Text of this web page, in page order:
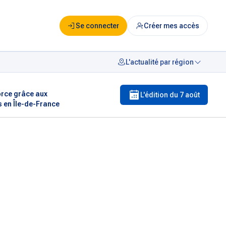
Se connecter Créer mes accès
L'actualité par région
grâce aux
Île-de-France
L'édition du 7 août